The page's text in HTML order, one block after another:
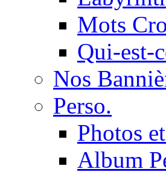
Mots
Qui-est-
Nos
Perso.
Photos
Album